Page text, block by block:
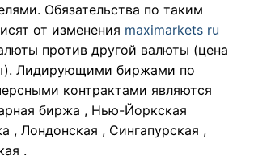
Обязательства по таким
от изменения maximarkets ru
против другой валюты (цена
Лидирующими биржами по
контрактами являются
биржа , Нью-Йоркская
, Лондонская , Сингапурская ,
.